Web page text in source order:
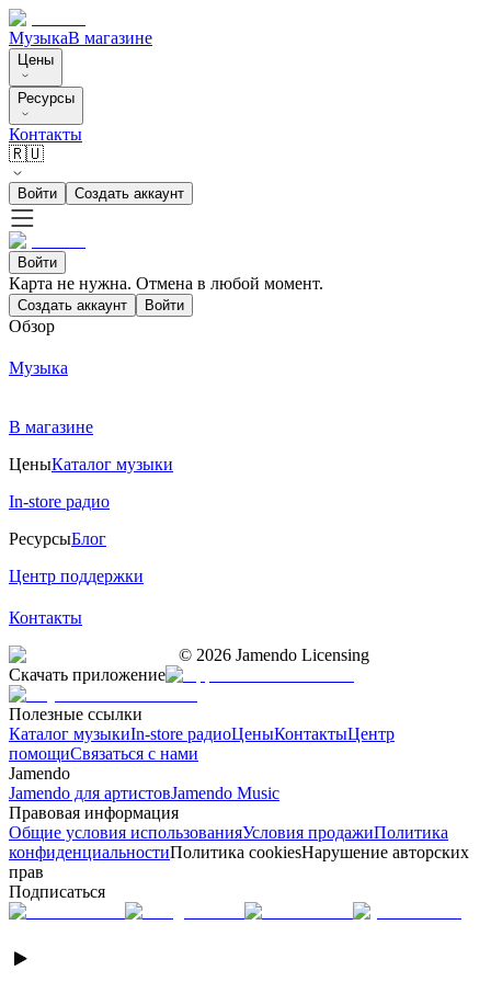
МузыкаВ магазине
Цены
Ресурсы
Контакты
🇷🇺
Войти Создать аккаунт
Войти
Карта не нужна. Отмена в любой момент.
Создать аккаунт Войти
Обзор
Музыка
В магазине
ЦеныКаталог музыки
In-store радио
РесурсыБлог
Центр поддержки
Контакты
© 2026 Jamendo Licensing
Скачать приложение
Полезные ссылки
Каталог музыкиIn-store радиоЦеныКонтактыЦентр
помощиСвязаться с нами
Jamendo
Jamendo для артистовJamendo Music
Правовая информация
Общие условия использованияУсловия продажиПолитика
конфиденциальностиПолитика cookiesНарушение авторских
прав
Подписаться